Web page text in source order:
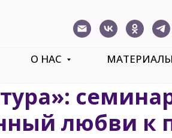
О НАС МАТЕРИАЛЫ
любви к